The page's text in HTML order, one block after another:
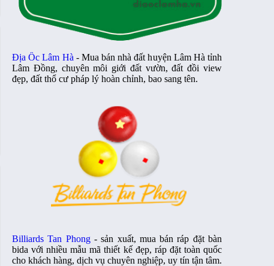
Địa Ốc Lâm Hà - Mua bán nhà đất huyện Lâm Hà tỉnh
Lâm Đồng, chuyên môi giới đất vườn, đất đồi view
đẹp, đất thổ cư pháp lý hoàn chỉnh, bao sang tên.
Billiards Tan Phong- sản xuất, mua bán ráp đặt bàn
bida với nhiều mẫu mã thiết kế đẹp, ráp đặt toàn quốc
cho khách hàng, dịch vụ chuyên nghiệp, uy tín tận tâm.